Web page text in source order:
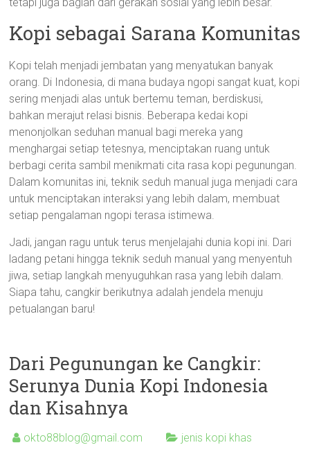
Kopi sebagai Sarana Komunitas
Kopi telah menjadi jembatan yang menyatukan banyak
orang. Di Indonesia, di mana budaya ngopi sangat kuat, kopi
sering menjadi alas untuk bertemu teman, berdiskusi,
bahkan merajut relasi bisnis. Beberapa kedai kopi
menonjolkan seduhan manual bagi mereka yang
menghargai setiap tetesnya, menciptakan ruang untuk
berbagi cerita sambil menikmati cita rasa kopi pegunungan.
Dalam komunitas ini, teknik seduh manual juga menjadi cara
untuk menciptakan interaksi yang lebih dalam, membuat
setiap pengalaman ngopi terasa istimewa.
Jadi, jangan ragu untuk terus menjelajahi dunia kopi ini. Dari
ladang petani hingga teknik seduh manual yang menyentuh
jiwa, setiap langkah menyuguhkan rasa yang lebih dalam.
Siapa tahu, cangkir berikutnya adalah jendela menuju
petualangan baru!
Dari Pegunungan ke Cangkir:
Serunya Dunia Kopi Indonesia
dan Kisahnya
okto88blog@gmail.com jenis kopi khas